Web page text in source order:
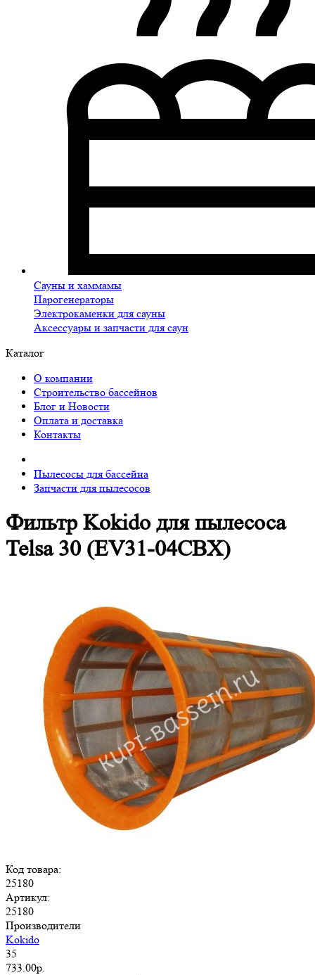
Сауны и хаммамы
Парогенераторы
Электрокаменки для сауны
Аксессуары и запчасти для саун
Каталог
О компании
Строительство бассейнов
Блог и Новости
Оплата и доставка
Контакты
Пылесосы для бассейна
Запчасти для пылесосов
Фильтр Kokido для пылесоса
Telsa 30 (EV31-04CBX)
Код товара:
25180
Артикул:
25180
Производители
Kokido
35
733.00р.